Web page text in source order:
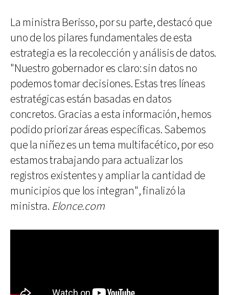
La ministra Berisso, por su parte, destacó que
uno de los pilares fundamentales de esta
estrategia es la recolección y análisis de datos.
"Nuestro gobernador es claro: sin datos no
podemos tomar decisiones. Estas tres líneas
estratégicas están basadas en datos
concretos. Gracias a esta información, hemos
podido priorizar áreas específicas. Sabemos
que la niñez es un tema multifacético, por eso
estamos trabajando para actualizar los
registros existentes y ampliar la cantidad de
municipios que los integran", finalizó la
ministra. Elonce.com